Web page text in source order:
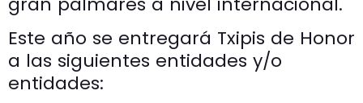
Este año se entregará Txipis de Honor
a las siguientes entidades y/o
entidades: